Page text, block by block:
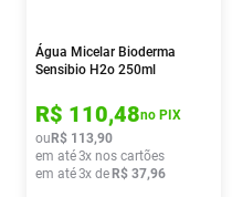
Água Micelar Bioderma
Sensibio H2o 250ml
R$ 110,48no PIX
ou R$ 113,90
em até3x nos cartões
em até3x de R$ 37,96